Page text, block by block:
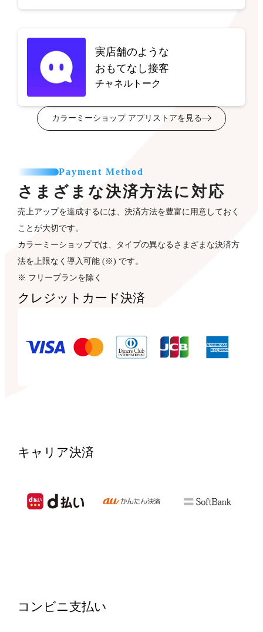
実店舗のような
おもてなし接客
チャネルトーク
カラーミーショップ アプリストアを見る
Payment Method
さまざまな決済方法に対応
売上アップを達成するには、決済方法を豊富に用意しておく
ことが大切です。
カラーミーショップでは、タイプの異なるさまざまな決済方
法を上限なく導入可能 (※) です。
※ フリープランを除く
クレジットカード決済
キャリア決済
コンビニ支払い